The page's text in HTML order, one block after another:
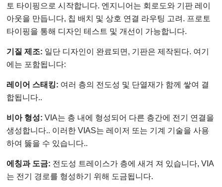
토 타이핑으로 시작합니다. 엔지니어는 회로도와 기판 레이
아웃을 만듭니다, 칩 배치 및 상호 연결 라우팅 고려. 프로토
타이핑을 통해 디자인 테스트 및 개선이 가능합니다.
기질 제조: 일단 디자인이 완료되면, 기판은 제작된다. 여기
에는 포함됩니다:
레이어 스태킹: 여러 층의 전도성 및 단열재가 함께 쌓여 결
합됩니다..
비아 형성:VIA는 층 내에 형성되어 다른 층간에 전기 연결을
생성합니다.. 이러한 VIAS는 레이저 또는 기계 기술을 사용
하여 뚫을 수 있습니다..
에칭과 도금: 전도성 트레이스가 층에 새겨 져 있습니다, VIA
는 전기 경로를 형성하기 위해 도금됩니다.